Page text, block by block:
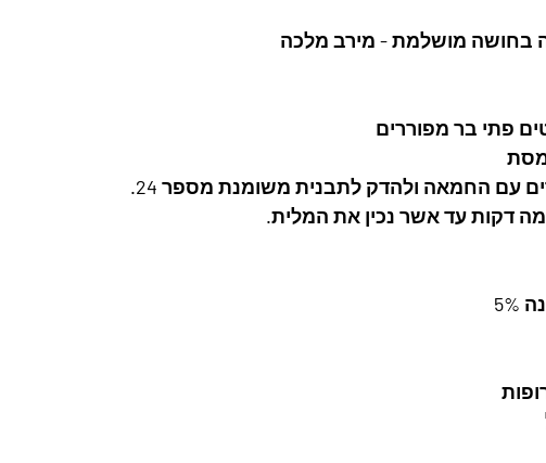
בחושה מושלמת - מירב מלכה
עם החמאה ולהדק לתבנית משומנת מספר 24.
דקות עד אשר נכין את המלית.